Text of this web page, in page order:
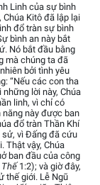
Linh của sự bình
Chúa Kitô đã lập lại
đổ tràn sự bình
bình an này bắt
Nó bắt đầu bằng
mà chúng ta đã
bởi tình yêu
“Nếu các con tha
những lời này, Chúa
linh, vì chỉ có
năng này được ban
đổ tràn Thần Khí
sử, vì Đấng đã cứu
Thật vậy, Chúa
ban đầu của công
Thế1:2); và giờ đây,
thế giới. Lễ Ngũ